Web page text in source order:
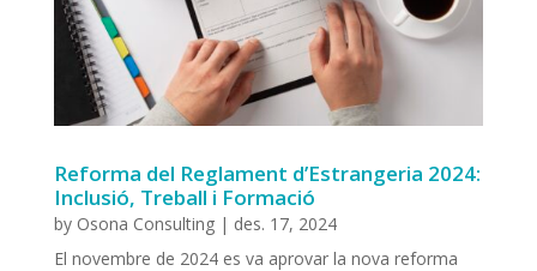
Reforma del Reglament d’Estrangeria 2024:
Inclusió, Treball i Formació
by Osona Consulting| des. 17, 2024
El novembre de 2024 es va aprovar la nova reforma